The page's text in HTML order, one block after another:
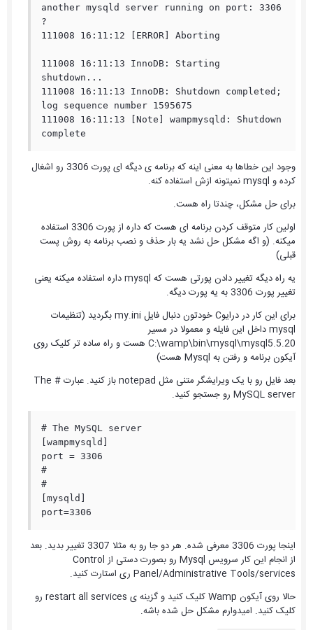
another mysqld server running on port: 3306
?
111008 16:11:12 [ERROR] Aborting
111008 16:11:13 InnoDB: Starting
shutdown...
111008 16:11:13 InnoDB: Shutdown completed;
log sequence number 1595675
111008 16:11:13 [Note] wampmysqld: Shutdown
complete
وجود این خطاها به معنی اینه که برنامه ی دیگه ای پورت 3306 رو اشغال
کرده و mysql نمیتونه ازش استفاده کنه.
برای حل مشکل، چندتا راه هست.
اولین کار متوقف کردن برنامه ای هست که داره از پورت 3306 استفاده
میکنه. (و اگه مشکل حل نشد یه بار حذف و نصب برنامه به روش پست
قبلی)
یه راه دیگه تغییر دادن پورتی هست که mysql داره استفاده میکنه یعنی
تغییر پورت 3306 به یه پورت دیگه.
برای این کار در درایوC خودتون دنبال فایل my.ini بگردید (تنظیمات
mysql داخل این فایله و معمولا در مسیر
C:\wamp\bin\mysql\mysql5.5.20 هست و راه ساده تر کلیک روی
آیکون برنامه و رفتن به Mysql هست)
بعد فایل رو با یک ویرایشگر متنی مثل notepad باز کنید. عبارت # The
MySQL server رو جستجو کنید.
# The MySQL server
[wampmysqld]
port = 3306
#
#
[mysqld]
port=3306
اینجا پورت 3306 معرفی شده. هر دو جا رو به مثلا 3307 تغییر بدید. بعد
از انجام این کار سرویس Mysql رو بصورت دستی از Control
Panel/Administrative Tools/services ری استارت کنید.
حالا روی آیکون Wamp کلیک کنید و گزینه ی restart all services رو
کلیک کنید. امیدوارم مشکل حل شده باشه.